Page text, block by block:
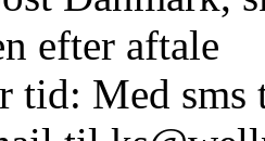
efter aftale
tid: Med